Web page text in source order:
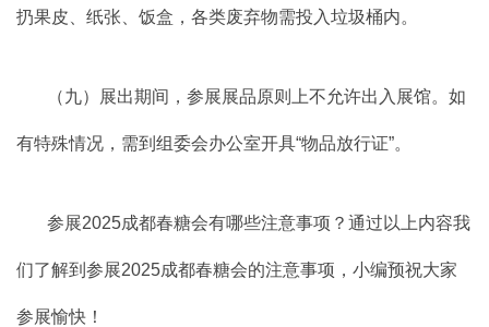
扔果皮、纸张、饭盒，各类废弃物需投入垃圾桶内。
（九）展出期间，参展展品原则上不允许出入展馆。如
有特殊情况，需到组委会办公室开具“物品放行证”。
参展2025成都春糖会有哪些注意事项？通过以上内容我
们了解到参展2025成都春糖会的注意事项，小编预祝大家
参展愉快！